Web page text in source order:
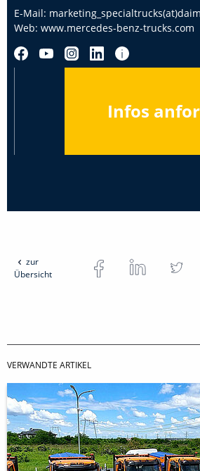
E-Mail:
Web: www.mercedes-benz-trucks.com
Infos
zur
Übersicht
VERWANDTE ARTIKEL